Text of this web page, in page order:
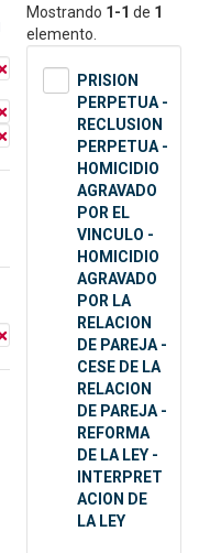
Mostrando 1-1 de 1
elemento.
PRISION
PERPETUA -
RECLUSION
PERPETUA -
HOMICIDIO
AGRAVADO
POR EL
VINCULO -
HOMICIDIO
AGRAVADO
POR LA
RELACION
DE PAREJA -
CESE DE LA
RELACION
DE PAREJA -
REFORMA
DE LA LEY -
INTERPRET
ACION DE
LA LEY